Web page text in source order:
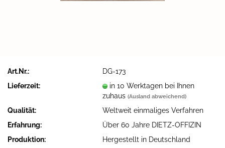
Art.Nr.:
DG-173
Lieferzeit:
in 10 Werktagen bei Ihnen
zuhaus(Ausland abweichend)
Qualität:
Weltweit einmaliges Verfahren
Erfahrung:
Über 60 Jahre DIETZ-OFFIZIN
Produktion:
Hergestellt in Deutschland